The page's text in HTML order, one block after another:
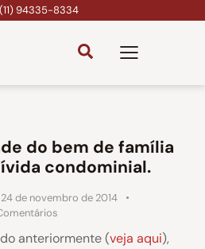
(11) 94335-8334
do bem de família
condominial.
24 de novembro de 2014
anteriormente (veja aqui),